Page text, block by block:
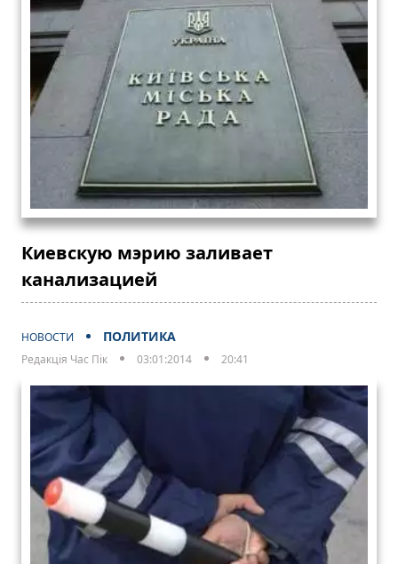
Киевскую мэрию заливает
канализацией
НОВОСТИ ПОЛИТИКА
Редакція Час Пік 03:01:2014 20:41